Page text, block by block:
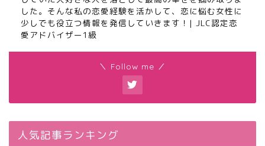
した。そんな私の恋愛経験を活かして、恋に悩む女性に
少しでも役立つ情報を発信していきます！| JLC認定恋
愛アドバイザー1級
＼ Follow me ／
人気記事ランキング